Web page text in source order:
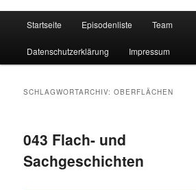
Startseite Episodenliste Team
Datenschutzerklärung Impressum
SCHLAGWORTARCHIV:OBERFLÄCHEN
043 Flach- und
Sachgeschichten